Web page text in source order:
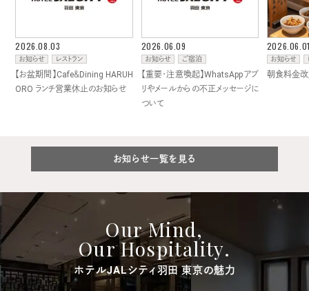
2026.08.03
お知らせ レストラン
【お盆期間】Cafe＆Dining HARUH
ORO ランチ営業休止のお知らせ
2026.06.09
お知らせ ご宿泊
【重要・注意喚起】WhatsAppアプ
リやメールからの不正メッセージに
ついて
お知らせ
朝食料金改
お知らせ一覧を見る
Our Mind,
Our Hospitality.
ホテルJALシティ羽田 東京の魅力